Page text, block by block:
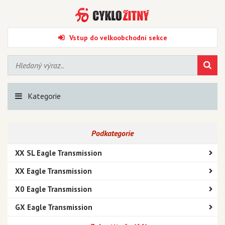
Vstup do velkoobchodní sekce
Kategorie
Podkategorie
XX SL Eagle Transmission
XX Eagle Transmission
X0 Eagle Transmission
GX Eagle Transmission